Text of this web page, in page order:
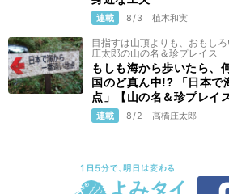
連載 8/3 植木和実
目指すは山頂よりも、おもし
庄太郎の山の名＆珍プレイス
もしも海から歩いたら、
国のど真ん中!? 「日本で
点」【山の名＆珍プレイ
連載 8/2 高橋庄太郎